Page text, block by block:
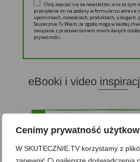
Cenimy prywatność
W SKUTECZNIE.TV korzystamy z
Chcę zapisać się na newsletter, a co za tym
przesyłanie mi na podany w formularzu adres
upominkach, nowościach, produktach, usługach,
Skutecznie.Tv Wiem, że zgodę mogę w każdej
związane z przetwarzaniem moich danych
prywatności.
eBooki i video